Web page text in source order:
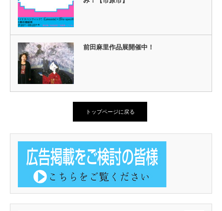
前田麻里作品展開催中！
トップページに戻る